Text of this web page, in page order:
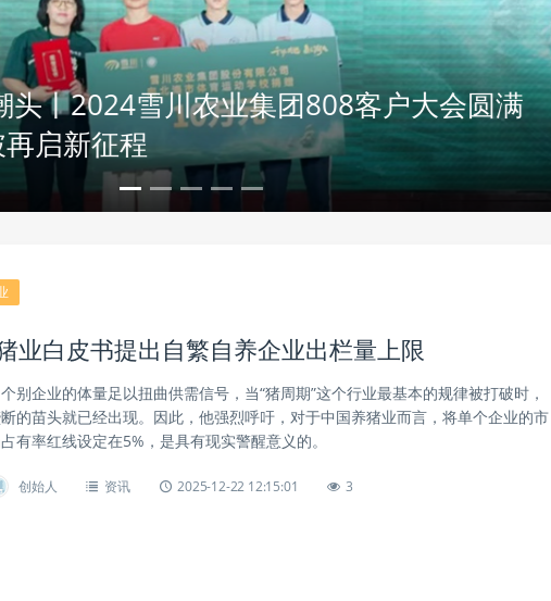
头丨2024雪川农业集团808客户大会圆满
启新征程
绘大美河南
业白皮书提出自繁自养企业出栏量上限
别企业的体量足以扭曲供需信号，当“猪周期”这个行业最基本的规律被打破时，
的苗头就已经出现。因此，他强烈呼吁，对于中国养猪业而言，将单个企业的市
有率红线设定在5%，是具有现实警醒意义的。
创始人 资讯 2025-12-22 12:15:01 3